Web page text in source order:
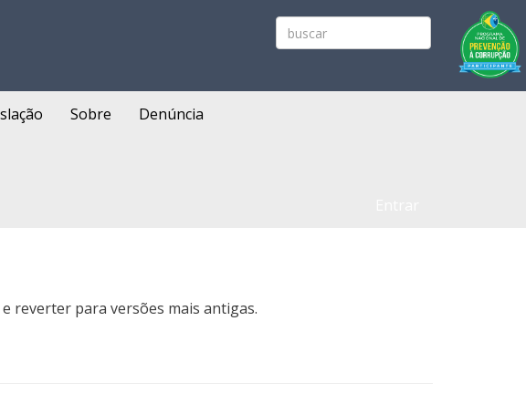
Sobre Denúncia
reverter para versões mais antigas.